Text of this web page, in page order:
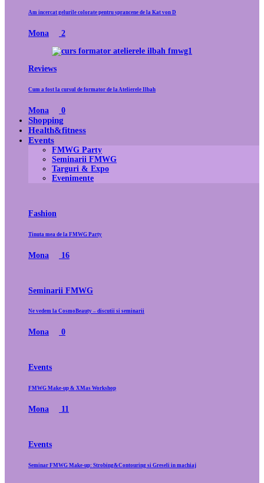
Am incercat gelurile colorate pentru sprancene de la Kat von D
Mona 2
Reviews
Cum a fost la cursul de formator de la Atelierele Ilbah
Mona 0
Shopping
Health&fitness
Events
FMWG Party
Seminarii FMWG
Targuri & Expo
Evenimente
Fashion
Tinuta mea de la FMWG Party
Mona 16
Seminarii FMWG
Ne vedem la CosmoBeauty – discutii si seminarii
Mona 0
Events
FMWG Make-up & XMas Workshop
Mona 11
Events
Seminar FMWG Make-up: Strobing&Contouring si Greseli in machiaj